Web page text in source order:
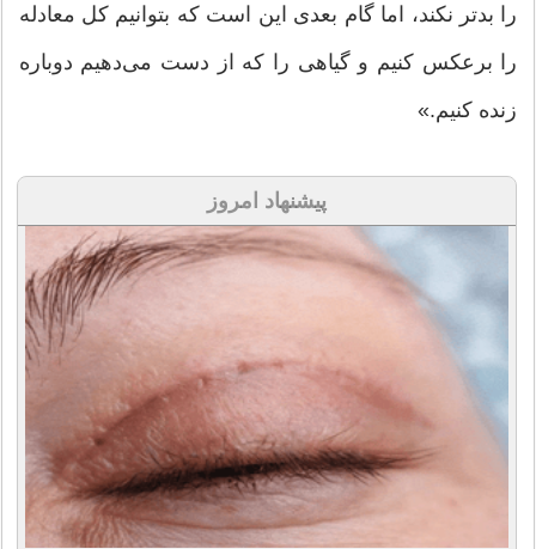
را بدتر نکند، اما گام بعدی این است که بتوانیم کل معادله
را برعکس کنیم و گیاهی را که از دست می‌دهیم دوباره
زنده کنیم.»
پیشنهاد امروز